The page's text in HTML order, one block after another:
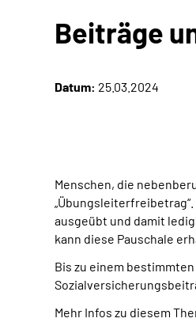
Beiträge
Datum: 25.03.2024
Menschen, die
ausgeübt und damit
kann diese Pauschale
Bis zu einem
Mehr Infos zu diesem